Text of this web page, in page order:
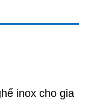
inox cho gia